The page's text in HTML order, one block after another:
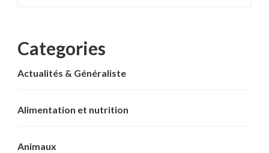
Categories
Actualités & Généraliste
Alimentation et nutrition
Animaux